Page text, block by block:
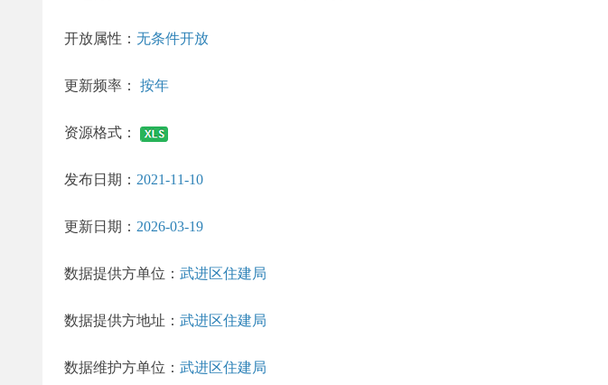
开放属性： 无条件开放
更新频率： 按年
资源格式：
发布日期： 2021-11-10
更新日期： 2026-03-19
数据提供方单位： 武进区住建局
数据提供方地址： 武进区住建局
数据维护方单位： 武进区住建局